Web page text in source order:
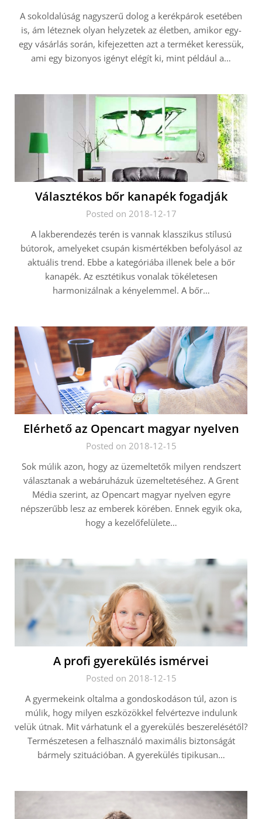
A sokoldalúság nagyszerű dolog a kerékpárok esetében
is, ám léteznek olyan helyzetek az életben, amikor egy-
egy vásárlás során, kifejezetten azt a terméket keressük,
ami egy bizonyos igényt elégít ki, mint például a…
Választékos bőr kanapék fogadják
Posted on 2018-12-17
A lakberendezés terén is vannak klasszikus stílusú
bútorok, amelyeket csupán kismértékben befolyásol az
aktuális trend. Ebbe a kategóriába illenek bele a bőr
kanapék. Az esztétikus vonalak tökéletesen
harmonizálnak a kényelemmel. A bőr…
Elérhető az Opencart magyar nyelven
Posted on 2018-12-15
Sok múlik azon, hogy az üzemeltetők milyen rendszert
választanak a webáruházuk üzemeltetéséhez. A Grent
Média szerint, az Opencart magyar nyelven egyre
népszerűbb lesz az emberek körében. Ennek egyik oka,
hogy a kezelőfelülete…
A profi gyerekülés ismérvei
Posted on 2018-12-15
A gyermekeink oltalma a gondoskodáson túl, azon is
múlik, hogy milyen eszközökkel felvértezve indulunk
velük útnak. Mit várhatunk el a gyerekülés beszerelésétől?
Természetesen a felhasználó maximális biztonságát
bármely szituációban. A gyerekülés tipikusan…